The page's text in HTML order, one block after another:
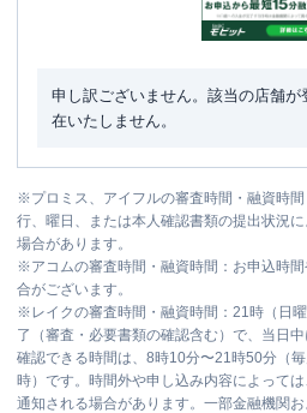
申し訳ございません。該当の店舗
在いたしません。
※プロミス、アイフルの審査時間・融資時
行、曜日、または本人確認書類の提出状況
場合があります。
※アコムの審査時間・融資時間：お申込時
合がございます。
※ レイクの審査時間・融資時間：21時（日
了（審査・必要書類の確認含む）で、当日
確認できる時間は、8時10分〜21時50分（
時）です。時間外や申し込み内容によって
通知される場合があります。一部金融機関